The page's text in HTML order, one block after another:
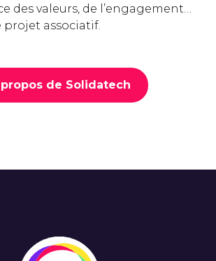
des valeurs, de l’engagement…
projet associatif.
de Solidatech